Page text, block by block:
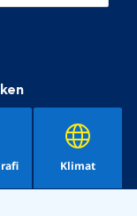
Klimat